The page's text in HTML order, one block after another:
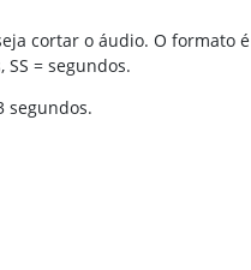
cortar o áudio. O formato é
SS = segundos.
segundos.